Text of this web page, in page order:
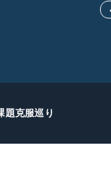
題克服巡り